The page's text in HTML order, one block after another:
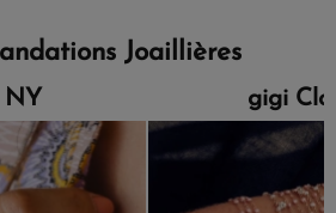
Joaillières
NY gigi